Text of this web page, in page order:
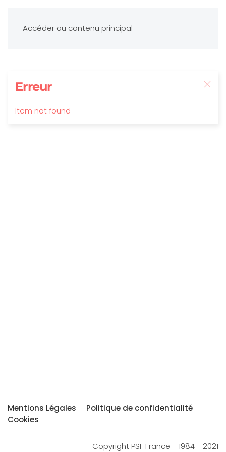
Accéder au contenu principal
Erreur
Item not found
Mentions Légales
Politique de confidentialité
Cookies
Copyright PSF France - 1984 - 2021